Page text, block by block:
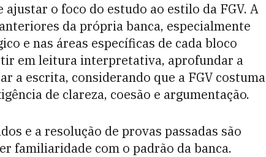
o foco do estudo ao estilo da FGV. A
da própria banca, especialmente
e nas áreas específicas de cada bloco
em leitura interpretativa, aprofundar a
a escrita, considerando que a FGV costuma
de clareza, coesão e argumentação.
e a resolução de provas passadas são
familiaridade com o padrão da banca.